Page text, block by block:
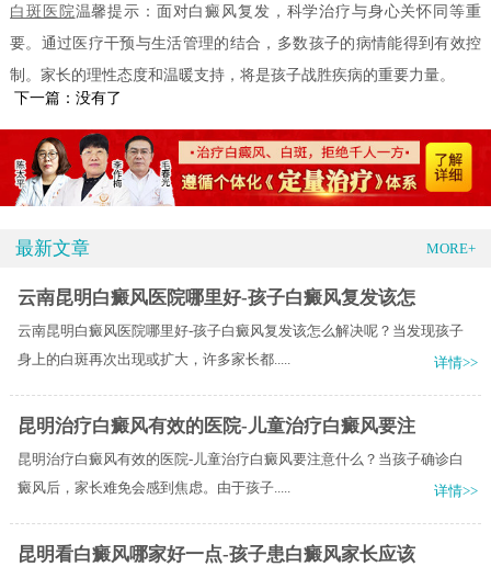
白斑医院温馨提示：面对白癜风复发，科学治疗与身心关怀同等重
要。通过医疗干预与生活管理的结合，多数孩子的病情能得到有效控
制。家长的理性态度和温暖支持，将是孩子战胜疾病的重要力量。
下一篇：没有了
最新文章 MORE+
云南昆明白癜风医院哪里好-孩子白癜风复发该怎
云南昆明白癜风医院哪里好-孩子白癜风复发该怎么解决呢？当发现孩子
身上的白斑再次出现或扩大，许多家长都.....
详情>>
昆明治疗白癜风有效的医院-儿童治疗白癜风要注
昆明治疗白癜风有效的医院-儿童治疗白癜风要注意什么？当孩子确诊白
癜风后，家长难免会感到焦虑。由于孩子.....
详情>>
昆明看白癜风哪家好一点-孩子患白癜风家长应该